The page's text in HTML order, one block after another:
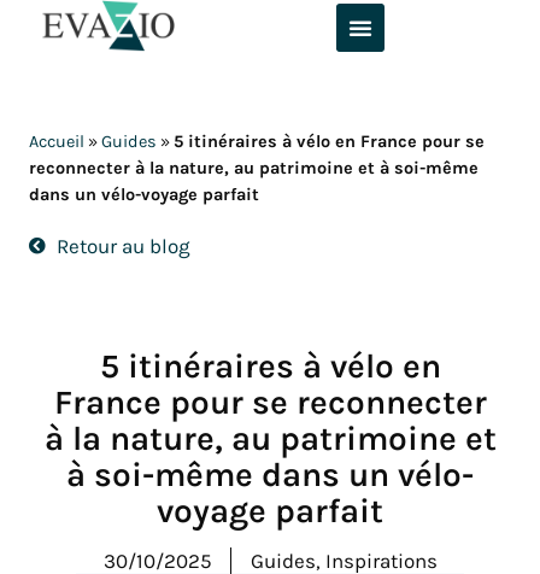
Accueil »Guides » 5 itinéraires à vélo en France pour se
reconnecter à la nature, au patrimoine et à soi-même
dans un vélo-voyage parfait
Retour au blog
5 itinéraires à vélo en
France pour se reconnecter
à la nature, au patrimoine et
à soi-même dans un vélo-
voyage parfait
30/10/2025 Guides, Inspirations